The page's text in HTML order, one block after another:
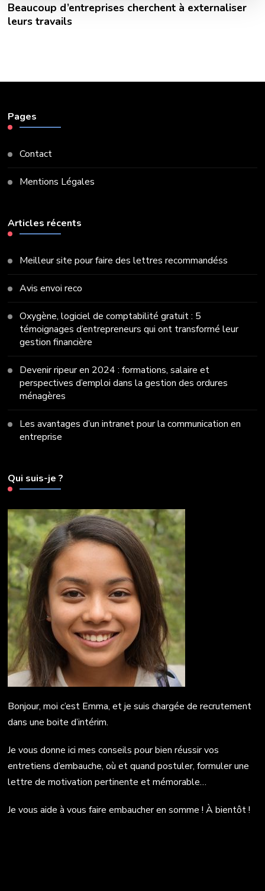
Beaucoup d’entreprises cherchent à externaliser
leurs travails
Pages
Contact
Mentions Légales
Articles récents
Meilleur site pour faire des lettres recommandéss
Avis envoi reco
Oxygène, logiciel de comptabilité gratuit : 5
témoignages d’entrepreneurs qui ont transformé leur
gestion financière
Devenir ripeur en 2024 : formations, salaire et
perspectives d’emploi dans la gestion des ordures
ménagères
Les avantages d’un intranet pour la communication en
entreprise
Qui suis-je ?
Bonjour, moi c’est Emma, et je suis chargée de recrutement
dans une boite d’intérim.
Je vous donne ici mes conseils pour bien réussir vos
entretiens d’embauche, où et quand postuler, formuler une
lettre de motivation pertinente et mémorable…
Je vous aide à vous faire embaucher en somme ! À bientôt !